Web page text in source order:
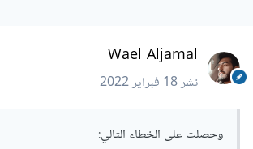
Wael Aljamal
نشر18 فبراير 2022
وحصلت على الخطاء التالي: